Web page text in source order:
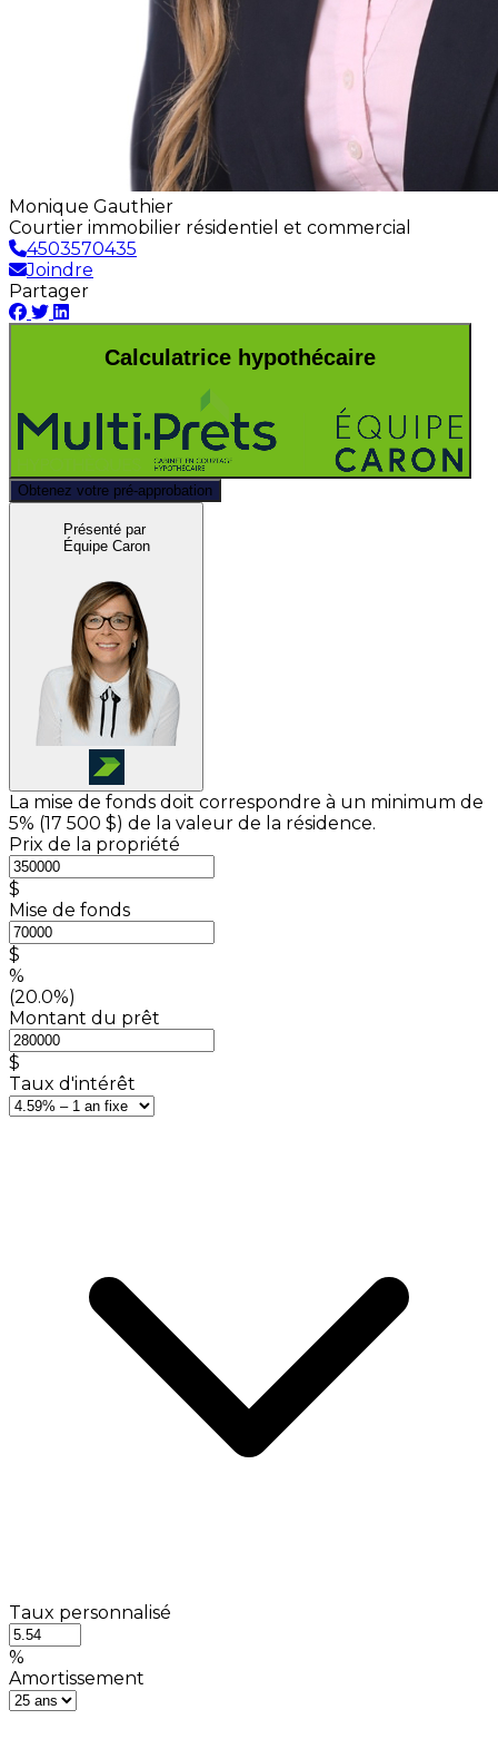
Monique Gauthier
Courtier immobilier résidentiel et commercial
4503570435
Joindre
Partager
Calculatrice hypothécaire
Obtenez votre pré-approbation
Présenté par
Équipe Caron
La mise de fonds doit correspondre à un minimum de
5% (17 500 $) de la valeur de la résidence.
Prix de la propriété
$
Mise de fonds
$
%
(20.0%)
Montant du prêt
$
Taux d'intérêt
Taux personnalisé
%
Amortissement